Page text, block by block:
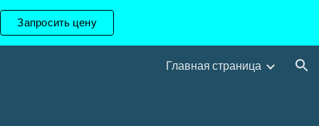
Запросить цену
Главная страница